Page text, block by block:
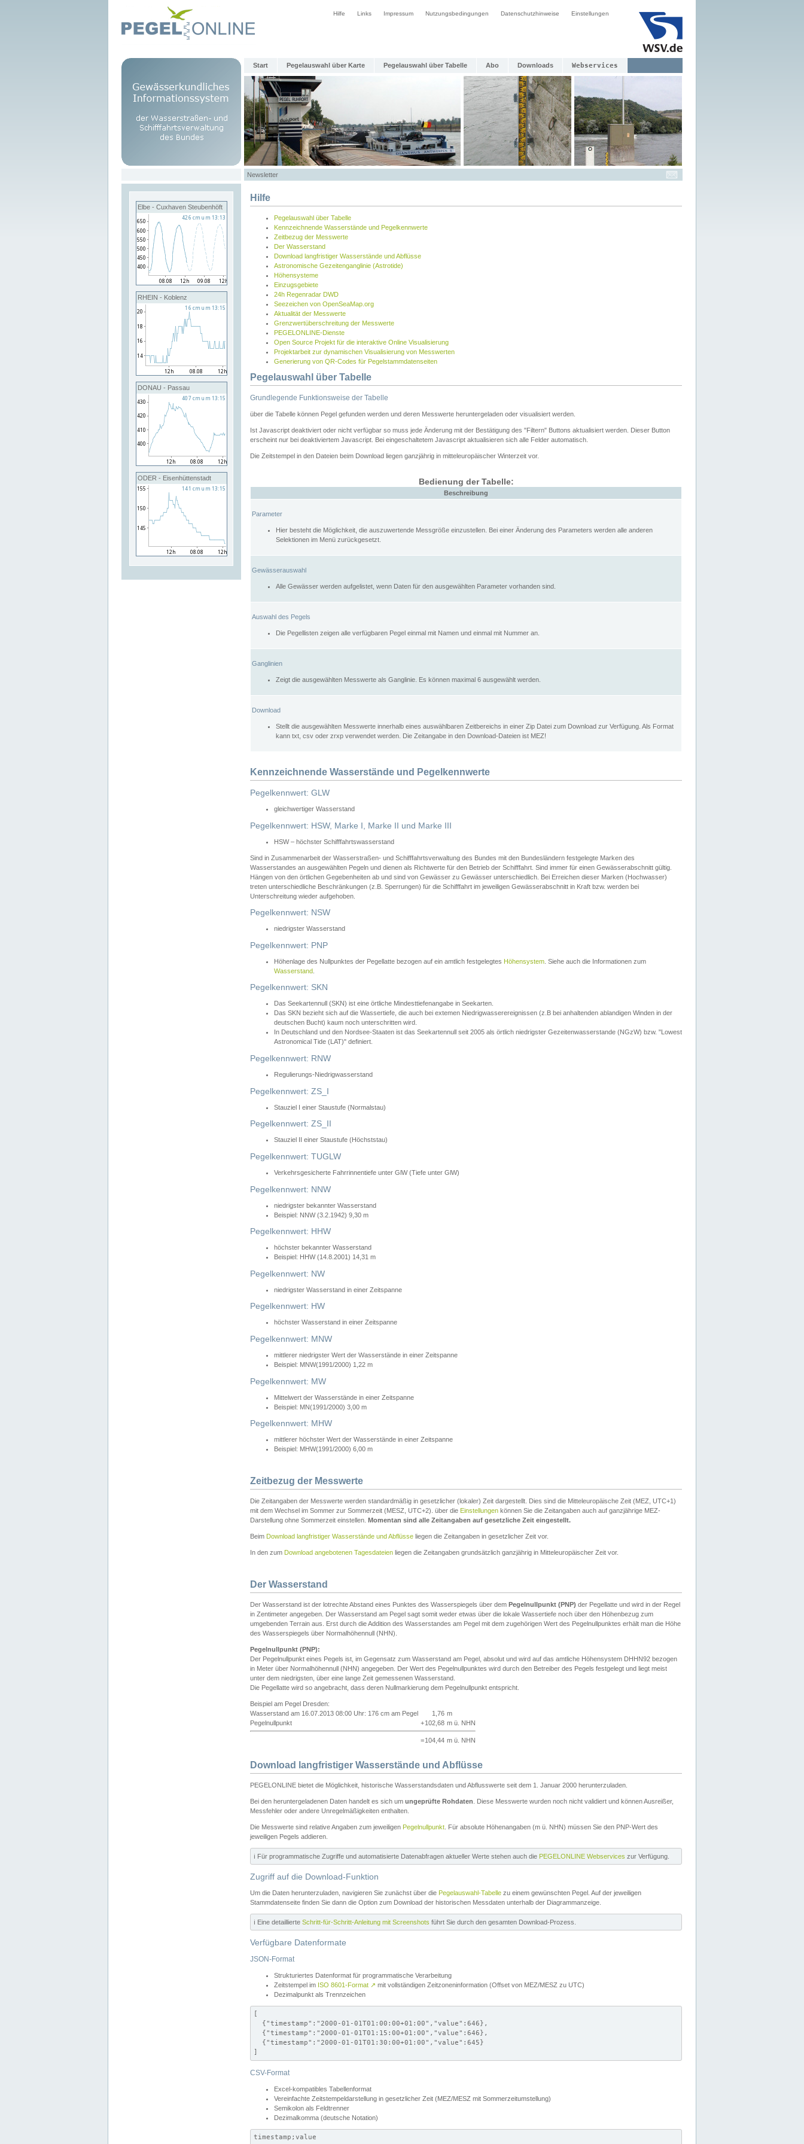
Hilfe Links Impressum Nutzungsbedingungen Datenschutzhinweise Einstellungen
Start Pegelauswahl über Karte Pegelauswahl über Tabelle Abo Downloads Webservices
Newsletter
Elbe - Cuxhaven Steubenhöft
RHEIN - Koblenz
DONAU - Passau
ODER - Eisenhüttenstadt
Hilfe
Pegelauswahl über Tabelle
Kennzeichnende Wasserstände und Pegelkennwerte
Zeitbezug der Messwerte
Der Wasserstand
Download langfristiger Wasserstände und Abflüsse
Astronomische Gezeitenganglinie (Astrotide)
Höhensysteme
Einzugsgebiete
24h Regenradar DWD
Seezeichen von OpenSeaMap.org
Aktualität der Messwerte
Grenzwertüberschreitung der Messwerte
PEGELONLINE-Dienste
Open Source Projekt für die interaktive Online Visualisierung
Projektarbeit zur dynamischen Visualisierung von Messwerten
Generierung von QR-Codes für Pegelstammdatenseiten
Pegelauswahl über Tabelle
Grundlegende Funktionsweise der Tabelle
über die Tabelle können Pegel gefunden werden und deren Messwerte heruntergeladen oder visualisiert werden.
Ist Javascript deaktiviert oder nicht verfügbar so muss jede Änderung mit der Bestätigung des "Filtern" Buttons aktualisiert werden. Dieser Button
erscheint nur bei deaktiviertem Javascript. Bei eingeschaltetem Javascript aktualisieren sich alle Felder automatisch.
Die Zeitstempel in den Dateien beim Download liegen ganzjährig in mitteleuropäischer Winterzeit vor.
Bedienung der Tabelle:
Beschreibung
Parameter
Hier besteht die Möglichkeit, die auszuwertende Messgröße einzustellen. Bei einer Änderung des Parameters werden alle anderen
Selektionen im Menü zurückgesetzt.
Gewässerauswahl
Alle Gewässer werden aufgelistet, wenn Daten für den ausgewählten Parameter vorhanden sind.
Auswahl des Pegels
Die Pegellisten zeigen alle verfügbaren Pegel einmal mit Namen und einmal mit Nummer an.
Ganglinien
Zeigt die ausgewählten Messwerte als Ganglinie. Es können maximal 6 ausgewählt werden.
Download
Stellt die ausgewählten Messwerte innerhalb eines auswählbaren Zeitbereichs in einer Zip Datei zum Download zur Verfügung. Als Format
kann txt, csv oder zrxp verwendet werden. Die Zeitangabe in den Download-Dateien ist MEZ!
Kennzeichnende Wasserstände und Pegelkennwerte
Pegelkennwert: GLW
gleichwertiger Wasserstand
Pegelkennwert: HSW, Marke I, Marke II und Marke III
HSW – höchster Schifffahrtswasserstand
Sind in Zusammenarbeit der Wasserstraßen- und Schifffahrtsverwaltung des Bundes mit den Bundesländern festgelegte Marken des
Wasserstandes an ausgewählten Pegeln und dienen als Richtwerte für den Betrieb der Schifffahrt. Sind immer für einen Gewässerabschnitt gültig.
Hängen von den örtlichen Gegebenheiten ab und sind von Gewässer zu Gewässer unterschiedlich. Bei Erreichen dieser Marken (Hochwasser)
treten unterschiedliche Beschränkungen (z.B. Sperrungen) für die Schifffahrt im jeweiligen Gewässerabschnitt in Kraft bzw. werden bei
Unterschreitung wieder aufgehoben.
Pegelkennwert: NSW
niedrigster Wasserstand
Pegelkennwert: PNP
Höhenlage des Nullpunktes der Pegellatte bezogen auf ein amtlich festgelegtes Höhensystem . Siehe auch die Informationen zum
Wasserstand
Pegelkennwert: SKN
Das Seekartennull (SKN) ist eine örtliche Mindesttiefenangabe in Seekarten.
Das SKN bezieht sich auf die Wassertiefe, die auch bei extemen Niedrigwasserereignissen (z.B bei anhaltenden ablandigen Winden in der
deutschen Bucht) kaum noch unterschritten wird.
In Deutschland und den Nordsee-Staaten ist das Seekartennull seit 2005 als örtlich niedrigster Gezeitenwasserstande (NGzW) bzw. "Lowest
Astronomical Tide (LAT)" definiert.
Pegelkennwert: RNW
Regulierungs-Niedrigwasserstand
Pegelkennwert: ZS_I
Stauziel I einer Staustufe (Normalstau)
Pegelkennwert: ZS_II
Stauziel II einer Staustufe (Höchststau)
Pegelkennwert: TUGLW
Verkehrsgesicherte Fahrrinnentiefe unter GlW (Tiefe unter GlW)
Pegelkennwert: NNW
niedrigster bekannter Wasserstand
Beispiel: NNW (3.2.1942) 9,30 m
Pegelkennwert: HHW
höchster bekannter Wasserstand
Beispiel: HHW (14.8.2001) 14,31 m
Pegelkennwert: NW
niedrigster Wasserstand in einer Zeitspanne
Pegelkennwert: HW
höchster Wasserstand in einer Zeitspanne
Pegelkennwert: MNW
mittlerer niedrigster Wert der Wasserstände in einer Zeitspanne
Beispiel: MNW(1991/2000) 1,22 m
Pegelkennwert: MW
Mittelwert der Wasserstände in einer Zeitspanne
Beispiel: MN(1991/2000) 3,00 m
Pegelkennwert: MHW
mittlerer höchster Wert der Wasserstände in einer Zeitspanne
Beispiel: MHW(1991/2000) 6,00 m
Zeitbezug der Messwerte
Die Zeitangaben der Messwerte werden standardmäßig in gesetzlicher (lokaler) Zeit dargestellt. Dies sind die Mitteleuropäische Zeit (MEZ, UTC+1)
mit dem Wechsel im Sommer zur Sommerzeit (MESZ, UTC+2). über die Einstellungen können Sie die Zeitangaben auch auf ganzjährige MEZ-
Darstellung ohne Sommerzeit einstellen. Momentan sind alle Zeitangaben auf gesetzliche Zeit eingestellt.
Beim Download langfristiger Wasserstände und Abflüsse liegen die Zeitangaben in gesetzlicher Zeit vor.
In den zum Download angebotenen Tagesdateien liegen die Zeitangaben grundsätzlich ganzjährig in Mitteleuropäischer Zeit vor.
Der Wasserstand
Der Wasserstand ist der lotrechte Abstand eines Punktes des Wasserspiegels über dem Pegelnullpunkt (PNP) der Pegellatte und wird in der Regel
in Zentimeter angegeben. Der Wasserstand am Pegel sagt somit weder etwas über die lokale Wassertiefe noch über den Höhenbezug zum
umgebenden Terrain aus. Erst durch die Addition des Wasserstandes am Pegel mit dem zugehörigen Wert des Pegelnullpunktes erhält man die Höhe
des Wasserspiegels über Normalhöhennull (NHN).
Pegelnullpunkt (PNP):
Der Pegelnullpunkt eines Pegels ist, im Gegensatz zum Wasserstand am Pegel, absolut und wird auf das amtliche Höhensystem DHHN92 bezogen
in Meter über Normalhöhennull (NHN) angegeben. Der Wert des Pegelnullpunktes wird durch den Betreiber des Pegels festgelegt und liegt meist
unter dem niedrigsten, über eine lange Zeit gemessenen Wasserstand.
Die Pegellatte wird so angebracht, dass deren Nullmarkierung dem Pegelnullpunkt entspricht.
Beispiel am Pegel Dresden:
Wasserstand am 16.07.2013 08:00 Uhr: 176 cm am Pegel
1,76 m
Pegelnullpunkt
+102,68 m ü. NHN
=104,44 m ü. NHN
Download langfristiger Wasserstände und Abflüsse
PEGELONLINE bietet die Möglichkeit, historische Wasserstandsdaten und Abflusswerte seit dem 1. Januar 2000 herunterzuladen.
Bei den heruntergeladenen Daten handelt es sich um ungeprüfte Rohdaten . Diese Messwerte wurden noch nicht validiert und können Ausreißer,
Messfehler oder andere Unregelmäßigkeiten enthalten.
Die Messwerte sind relative Angaben zum jeweiligen Pegelnullpunkt . Für absolute Höhenangaben (m ü. NHN) müssen Sie den PNP-Wert des
jeweiligen Pegels addieren.
ℹ️ Für programmatische Zugriffe und automatisierte Datenabfragen aktueller Werte stehen auch die PEGELONLINE Webservices zur Verfügung.
Zugriff auf die Download-Funktion
Um die Daten herunterzuladen, navigieren Sie zunächst über die Pegelauswahl-Tabelle zu einem gewünschten Pegel. Auf der jeweiligen
Stammdatenseite finden Sie dann die Option zum Download der historischen Messdaten unterhalb der Diagrammanzeige.
ℹ️ Eine detaillierte Schritt-für-Schritt-Anleitung mit Screenshots führt Sie durch den gesamten Download-Prozess.
Verfügbare Datenformate
JSON-Format
Strukturiertes Datenformat für programmatische Verarbeitung
Zeitstempel im ISO 8601-Format ↗ mit vollständigen Zeitzoneninformation (Offset von MEZ/MESZ zu UTC)
Dezimalpunkt als Trennzeichen
[
  {"timestamp":"2000-01-01T01:00:00+01:00","value":646},
  {"timestamp":"2000-01-01T01:15:00+01:00","value":646},
  {"timestamp":"2000-01-01T01:30:00+01:00","value":645}
]
CSV-Format
Excel-kompatibles Tabellenformat
Vereinfachte Zeitstempeldarstellung in gesetzlicher Zeit (MEZ/MESZ mit Sommerzeitumstellung)
Semikolon als Feldtrenner
Dezimalkomma (deutsche Notation)
timestamp;value